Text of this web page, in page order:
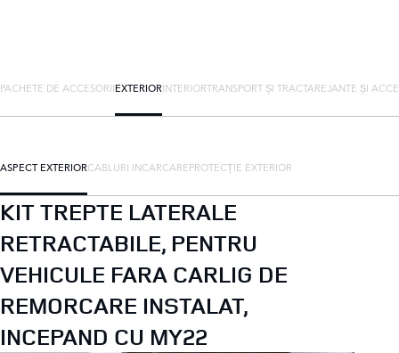
PACHETE DE ACCESORIIEXTERIORINTERIORTRANSPORT ȘI TRACTAREJANTE ȘI
ASPECT EXTERIORCABLURI INCARCAREPROTECȚIE EXTERIOR
KIT TREPTE LATERALE
RETRACTABILE, PENTRU
VEHICULE FARA CARLIG DE
REMORCARE INSTALAT,
INCEPAND CU MY22